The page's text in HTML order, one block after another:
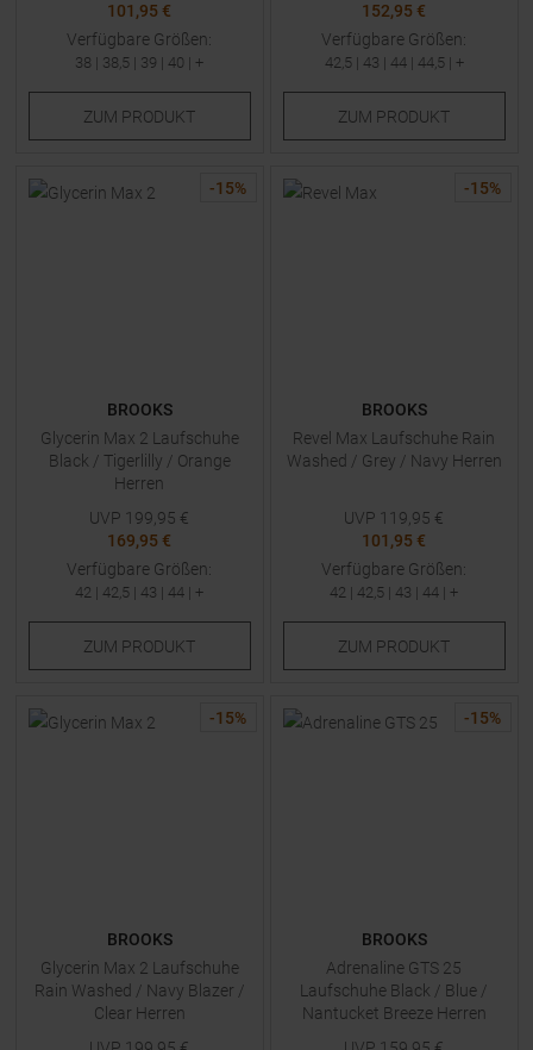
101,95 €
Verfügbare Größen:
38 | 38,5 | 39 | 40 | +
ZUM PRODUKT
152,95 €
Verfügbare Größen:
42,5 | 43 | 44| 44,5 | +
ZUM PRODUKT
-15%
BROOKS
Glycerin Max 2 Laufschuhe
Black / Tigerlilly / Orange
Herren
UVP 199,95 €
169,95 €
Verfügbare Größen:
42 | 42,5 | 43 | 44 | +
ZUM PRODUKT
-15%
BROOKS
Revel Max Laufschuhe Rain
Washed / Grey / Navy Herren
UVP 119,95 €
101,95 €
Verfügbare Größen:
42 | 42,5 | 43 | 44 | +
ZUM PRODUKT
-15%
BROOKS
Glycerin Max 2 Laufschuhe
Rain Washed / Navy Blazer /
Clear Herren
-15%
BROOKS
Adrenaline GTS 25
Laufschuhe Black / Blue /
Nantucket Breeze Herren